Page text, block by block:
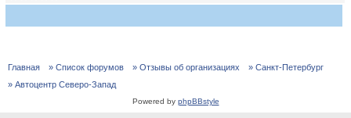
Главная » Список форумов » Отзывы об организациях
» Санкт-Петербург
» Автоцентр Северо-Запад
Powered by phpBBstyle